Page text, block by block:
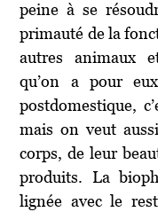
peine à se
primauté de la
autres animaux
qu’on a pour
postdomestique,
mais on veut
corps, de leur
produits. La
lignée avec le